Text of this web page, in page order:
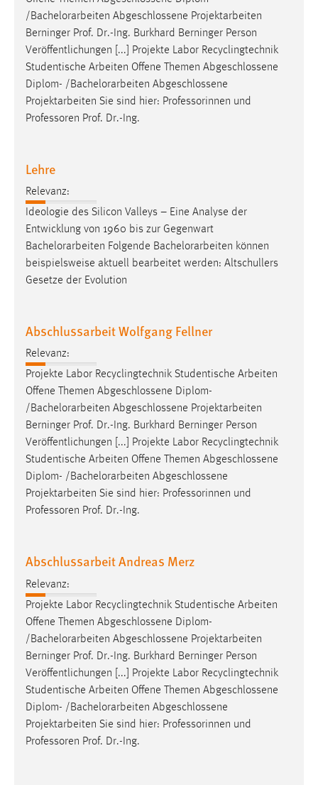
/Bachelorarbeiten Abgeschlossene Projektarbeiten
Berninger Prof. Dr.-Ing. Burkhard Berninger Person
Veröffentlichungen [...] Projekte Labor Recyclingtechnik
Studentische Arbeiten Offene Themen Abgeschlossene
Diplom- /Bachelorarbeiten Abgeschlossene
Projektarbeiten Sie sind hier: Professorinnen und
Professoren Prof. Dr.-Ing.
Lehre
Relevanz:
Ideologie des Silicon Valleys – Eine Analyse der
Entwicklung von 1960 bis zur Gegenwart
Bachelorarbeiten Folgende Bachelorarbeiten können
beispielsweise aktuell bearbeitet werden: Altschullers
Gesetze der Evolution
Abschlussarbeit Wolfgang Fellner
Relevanz:
Projekte Labor Recyclingtechnik Studentische Arbeiten
Offene Themen Abgeschlossene Diplom-
/Bachelorarbeiten Abgeschlossene Projektarbeiten
Berninger Prof. Dr.-Ing. Burkhard Berninger Person
Veröffentlichungen [...] Projekte Labor Recyclingtechnik
Studentische Arbeiten Offene Themen Abgeschlossene
Diplom- /Bachelorarbeiten Abgeschlossene
Projektarbeiten Sie sind hier: Professorinnen und
Professoren Prof. Dr.-Ing.
Abschlussarbeit Andreas Merz
Relevanz:
Projekte Labor Recyclingtechnik Studentische Arbeiten
Offene Themen Abgeschlossene Diplom-
/ Bachelorarbeiten Abgeschlossene Projektarbeiten
Berninger Prof. Dr.-Ing. Burkhard Berninger Person
Veröffentlichungen [...] Projekte Labor Recyclingtechnik
Studentische Arbeiten Offene Themen Abgeschlossene
Diplom- / Bachelorarbeiten Abgeschlossene
Projektarbeiten Sie sind hier: Professorinnen und
Professoren Prof. Dr.-Ing.